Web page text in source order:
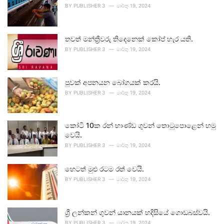
BY PUBLISHER 3 මාර්තු 19, 2024
තවත් මන්ත්‍රීවරු තිදෙනෙක් කෝප් හැර යති.
BY PUBLISHER 3 මාර්තු 19, 2024
පුවක් අපනයන බෝගයක් කරයි.
BY PUBLISHER 3 මාර්තු 19, 2024
කෝටි 10ක රන් භාණ්ඩ ගුවන් තොටුපොළෙන් හමු
වෙයි.
BY PUBLISHER 3 මාර්තු 19, 2024
හෙටත් මුළු රටම රත් වෙයි.
BY PUBLISHER 3 මාර්තු 19, 2024
ශ්‍රී ලන්කන් ගුවන් යානයක් හදිසියේ ගොඩබස්වයි.
BY PUBLISHER 3 මාර්තු 19, 2024